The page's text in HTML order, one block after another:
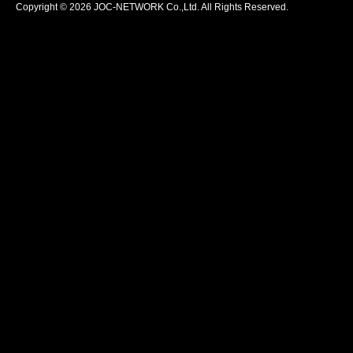
Copyright © 2026 JOC-NETWORK Co.,Ltd. All Rights Reserved.